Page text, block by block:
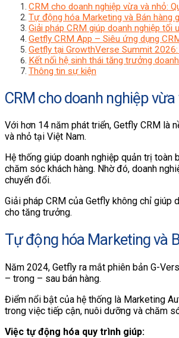
CRM cho doanh nghiệp vừa và nhỏ:
Tự động hóa Marketing và Bán hàng
Giải pháp CRM giúp doanh nghiệp tối
Getfly CRM App – Siêu ứng dụng
Getfly tại GrowthVerse Summit
Kết nối hệ sinh thái tăng trưởng
Thông tin sự kiện
CRM cho doanh nghiệp
Với hơn 14 năm phát triển, Getfly CRM là
và nhỏ tại Việt Nam.
Hệ thống giúp doanh nghiệp quản trị
chăm sóc khách hàng. Nhờ đó, doanh
chuyển đổi.
Giải pháp CRM của Getfly không chỉ giúp
cho tăng trưởng.
Tự động hóa Marketing và
Năm 2024, Getfly ra mắt phiên bản G-
– trong – sau bán hàng.
Điểm nổi bật của hệ thống là Marketing
trong việc tiếp cận, nuôi dưỡng và chăm
Việc tự động hóa quy trình giúp: